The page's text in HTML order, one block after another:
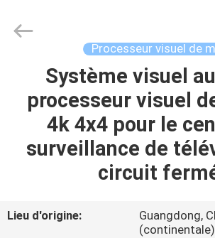
MAISON
PRODUITS
DE
Processeur visuel de
Système visuel
processeur visuel
4k 4x4 pour le
surveillance de
circuit
Lieu d'origine:
Guangdong,
(continentale)